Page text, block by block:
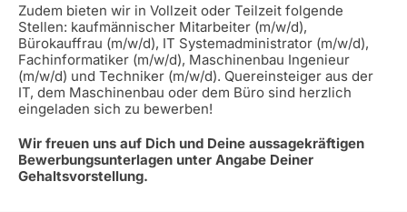
Zudem bieten wir in Vollzeit oder Teilzeit folgende
Stellen: kaufmännischer Mitarbeiter (m/w/d),
Bürokauffrau (m/w/d), IT Systemadministrator (m/w/d),
Fachinformatiker (m/w/d), Maschinenbau Ingenieur
(m/w/d) und Techniker (m/w/d). Quereinsteiger aus der
IT, dem Maschinenbau oder dem Büro sind herzlich
eingeladen sich zu bewerben!
Wir freuen uns auf Dich und Deine aussagekräftigen
Bewerbungsunterlagen unter Angabe Deiner
Gehaltsvorstellung.